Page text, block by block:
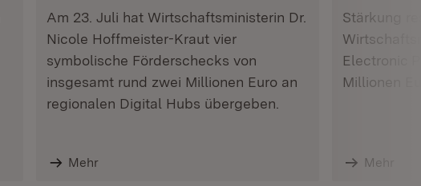
Am 23. Juli hat Wirtschaftsministerin Dr.
Nicole Hoffmeister-Kraut vier
symbolische Förderschecks von
insgesamt rund zwei Millionen Euro an
regionalen Digital Hubs übergeben.
Mehr
Stärkung
Electronic
Millionen
Mehr